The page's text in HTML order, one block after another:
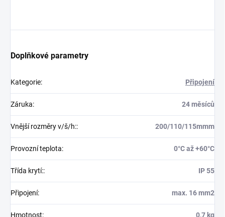
Doplňkové parametry
Kategorie: Připojení
Záruka: 24 měsíců
Vnější rozměry v/š/h:: 200/110/115mmm
Provozní teplota: 0°C až +60°C
Třída krytí:: IP 55
Připojení: max. 16 mm2
Hmotnost: 0,7 kg